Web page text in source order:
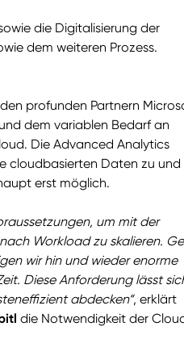
die Digitalisierung der
dem weiteren Prozess.
profunden Partnern
dem variablen Bedarf an
Die Advanced Analytics
cloudbasierten Daten zu und
erst möglich.
um mit der
Workload zu skalieren.
wir hin und wieder enorme
Diese Anforderung lässt
abdecken“, erklärt
die Notwendigkeit der